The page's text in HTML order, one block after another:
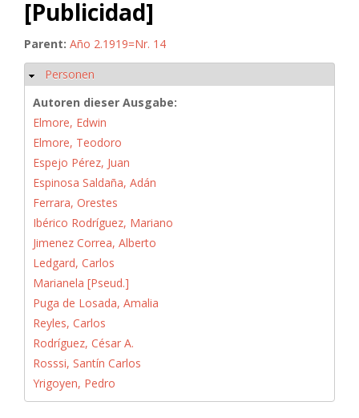
[Publicidad]
Parent: Año 2.1919=Nr. 14
Hide
Personen
Autoren dieser Ausgabe:
Elmore, Edwin
Elmore, Teodoro
Espejo Pérez, Juan
Espinosa Saldaña, Adán
Ferrara, Orestes
Ibérico Rodríguez, Mariano
Jimenez Correa, Alberto
Ledgard, Carlos
Marianela [Pseud.]
Puga de Losada, Amalia
Reyles, Carlos
Rodríguez, César A.
Rosssi, Santín Carlos
Yrigoyen, Pedro